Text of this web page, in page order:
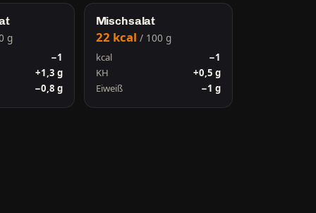
g
−1
+1,3 g
−0,8 g
Mischsalat
22 kcal / 100 g
kcal
−1
KH
+0,5 g
Eiweiß
−1 g